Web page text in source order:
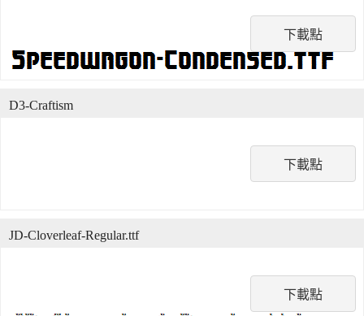
下載點
下載點
D3-Craftism
下載點
JD-Cloverleaf-Regular.ttf